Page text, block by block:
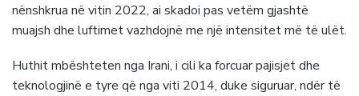
nënshkrua në vitin 2022, ai skadoi pas vetëm gjashtë
muajsh dhe luftimet vazhdojnë me një intensitet më të ulët.
Huthit mbështeten nga Irani, i cili ka forcuar pajisjet dhe
teknologjinë e tyre që nga viti 2014, duke siguruar, ndër të